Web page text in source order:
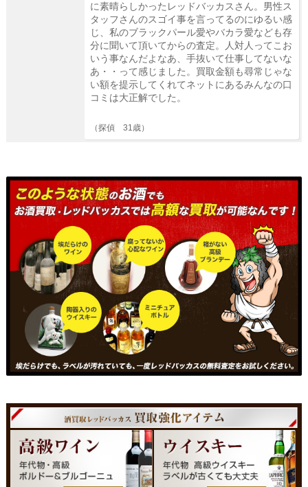
に素晴らしかったレッドバッカスさん。男性ス
タッフさんのスゴイ事を言ってるのにゆるい感
じ、私のブラックパール愛やバカラ愛なども存
分に聞いて頂いてからの査定。人対人ってこお
いう事なんだよなあ、手抜いて仕事してないな
あ・・って感じました。買取金額も尋常じゃな
い額を提示してくれてネットにあるみんなの口
コミは大正解でした。
（探偵 31歳）